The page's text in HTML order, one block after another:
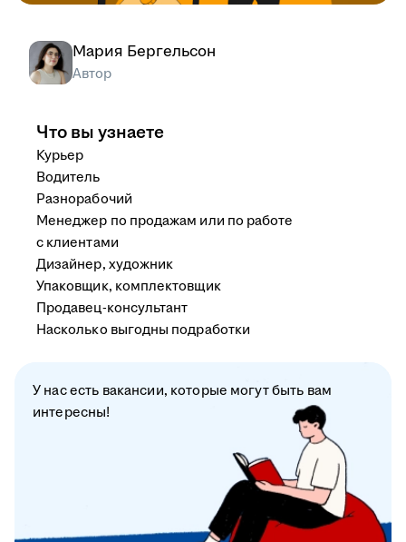
Мария Бергельсон
Автор
Что вы узнаете
Курьер
Водитель
Разнорабочий
Менеджер по продажам или по работе
с клиентами
Дизайнер, художник
Упаковщик, комплектовщик
Продавец-консультант
Насколько выгодны подработки
У нас есть вакансии, которые могут быть вам
интересны!